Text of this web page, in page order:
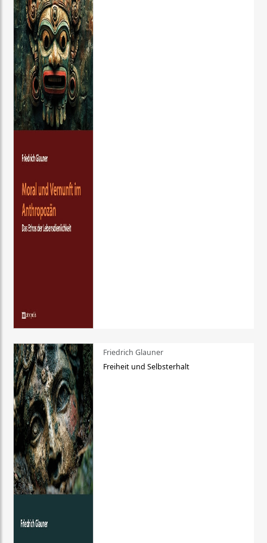
Friedrich Glauner
Freiheit und Selbsterhalt